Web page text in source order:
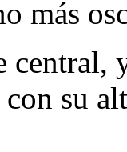
más
su